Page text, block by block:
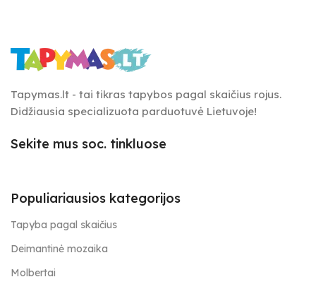
Tapymas.lt - tai tikras tapybos pagal skaičius rojus.
Didžiausia specializuota parduotuvė Lietuvoje!
Sekite mus soc. tinkluose
Populiariausios kategorijos
Tapyba pagal skaičius
Deimantinė mozaika
Molbertai